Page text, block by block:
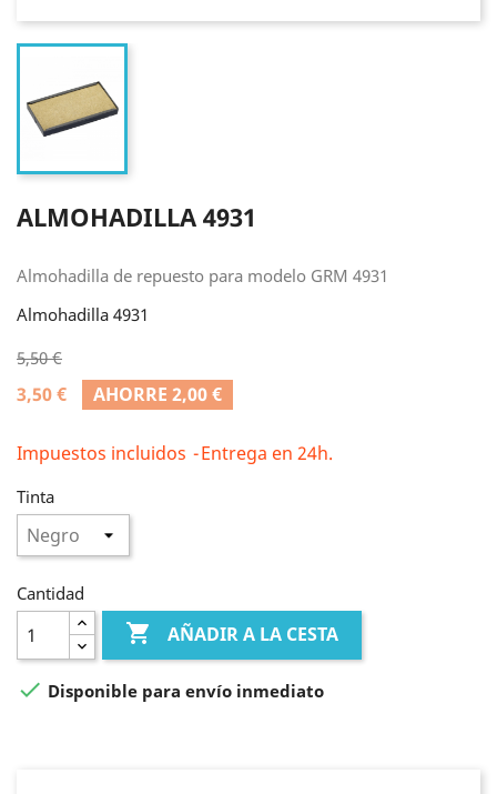
ALMOHADILLA 4931
Almohadilla de repuesto para modelo GRM 4931
Almohadilla 4931
5,50 €
3,50 € AHORRE 2,00 €
Impuestos incluidos Entrega en 24h.
Tinta
Cantidad
 AÑADIR A LA CESTA
 Disponible para envío inmediato